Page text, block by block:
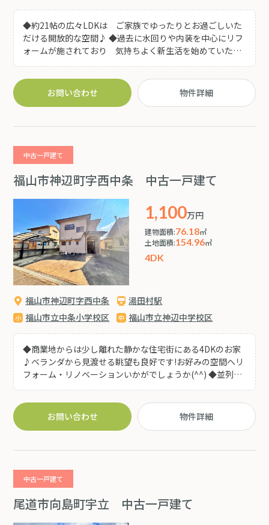
◆約21帖の広々LDKは ご家族でゆったりとお過ごしいた
だける開放的な空間♪ ◆過去に水回りや内装を中心にリフ
ォームが施されており 気持ちよく新生活を始めていただ
けます♪ ◆1階に水回りを集約した家事動線の良い間取り
で日々の暮らしもスムーズです♪ ◆奥行きのあるリビン
グ・ダイニングは家具のレイアウトもしやすく使い勝手の
良い間取りです♪ 独立した和室には広縁もあり、ゆとりを
し落ち着いた住環境♪前面道路との高低差があるため外か
おります ◆徒歩約1分の場所に月極駐車場があり2台目駐車
場としてご利用いただけます♪
お問い合わせ 物件詳細
中古一戸建て
福山市神辺町字西中条 中古一戸建て
1,100万円
建物面積:76.18㎡
土地面積:154.96㎡
4DK
福山市神辺町字西中条
湯田村駅
福山市立中条小学校区
福山市立神辺中学校区
◆商業地からは少し離れた静かな住宅街にある4DKのお家
♪ベランダから見渡せる眺望も良好です!お好みの空間へリ
フォーム・リノベーションいかがでしょうか(^^) ◆並列3
台駐車可能な広々ゆったり駐車場スペース! ◆県道181号線
にすぐ出れますので井原・駅家方面へも行き来がしやすく
お車でのアクセスも良好な立地です♪
お問い合わせ 物件詳細
中古一戸建て
尾道市向島町宇立 中古一戸建て